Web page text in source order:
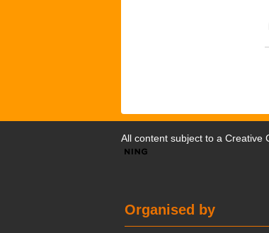
All content subject to a Creative
Organised by